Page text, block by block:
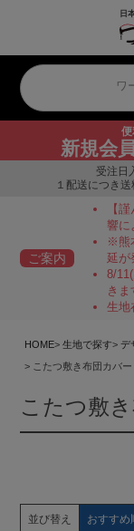
新規会
受注日
１配送につき
ご案内
【
響に
※熊
延が
8/
きま
生地
HOME 生地で探す デ
こたつ敷き布団カバー
こたつ敷
並び替え おすすめ